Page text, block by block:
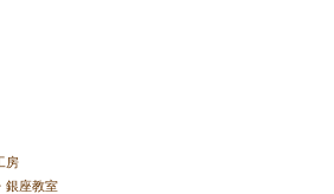
房
銀座教室